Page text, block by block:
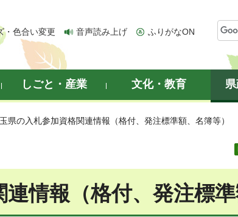
・色合い変更 音声読み上げ ふりがなON
しごと・産業 文化・教育
県の入札参加資格関連情報（格付、発注標準額、名簿等）
情報（格付、発注標準